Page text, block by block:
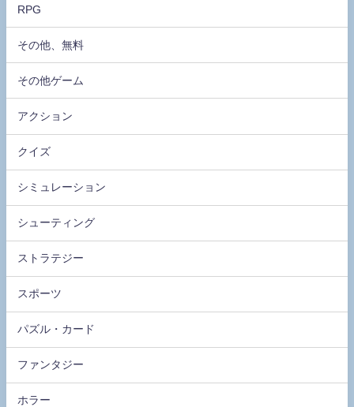
RPG
その他、無料
その他ゲーム
アクション
クイズ
シミュレーション
シューティング
ストラテジー
スポーツ
パズル・カード
ファンタジー
ホラー